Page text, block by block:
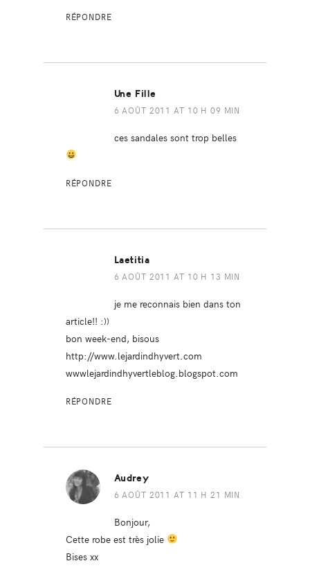
RÉPONDRE
Une Fille
6 AOÛT 2011 AT 10 H 09 MIN
ces sandales sont trop belles
RÉPONDRE
Laetitia
6 AOÛT 2011 AT 10 H 13 MIN
je me reconnais bien dans ton
article!! :))
bon week-end, bisous
http://www.lejardindhyvert.com
wwwlejardindhyvertleblog.blogs​pot.com
RÉPONDRE
Audrey
6 AOÛT 2011 AT 11 H 21 MIN
Bonjour,
Cette robe est très jolie
Bises xx